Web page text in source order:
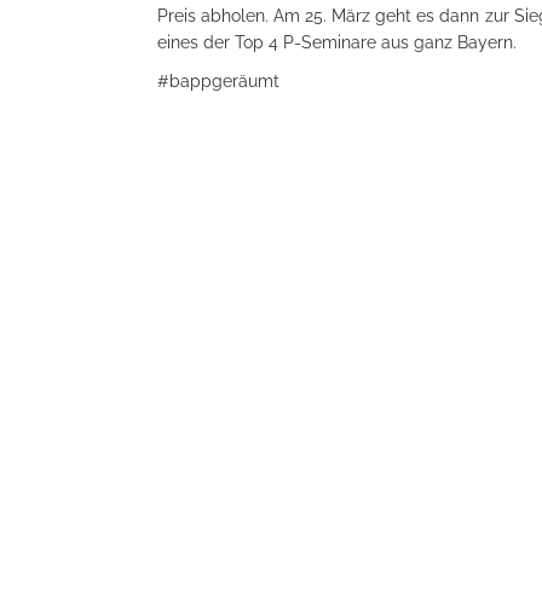
Preis abholen. Am 25. März geht es dann zur
eines der Top 4 P-Seminare aus ganz Bayern.
#bappgeräumt